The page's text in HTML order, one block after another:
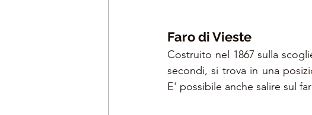
Faro di Vieste
Costruito nel 1867 sulla
secondi, si trova in una
E' possibile anche salire sul